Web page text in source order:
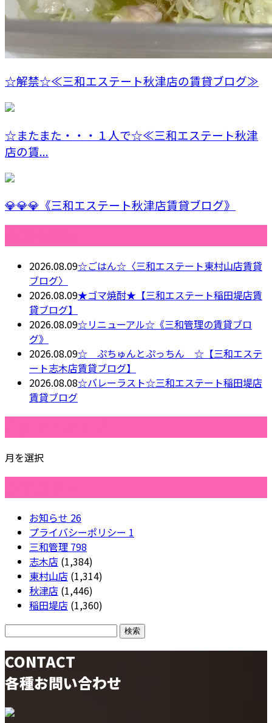
☆解禁☆≪三和エステート秋津店の賃貸ブログ≫
☆またまた・・・１人で☆≪三和エステート秋津
店の賃...
💎💎💎《三和エステート秋津店賃貸ブログ》
2026.08.09☆ごはん☆〈三和エステート東村山店賃貸
ブログ〉
2026.08.09★ゴマ焼酎★【三和エステート稲田堤店賃
貸ブログ】
2026.08.09☆リニューアル☆《三和管理の賃貸ブロ
グ》
2026.08.09☆ ぷちゅんとぷっちん ☆【三和エステ
ート志木店賃貸ブログ】
2026.08.08☆バレーラスト☆三和エステート稲田堤店
賃貸ブログ
月を選択
お知らせ 26
プライバシーポリシー 1
三和管理 798
志木店 (1,384)
東村山店 (1,314)
秋津店 (1,446)
稲田堤店 (1,360)
CONTACT
各種お問い合わせ